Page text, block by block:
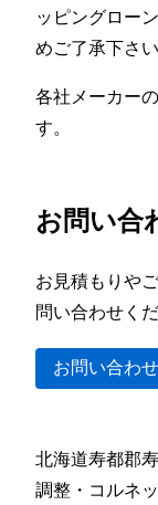
ッピングロー
めご了承下さい
各社メーカー
す。
お問い合
お見積もりや
問い合わせくだ
お問い合わせ
北海道寿都郡
調整・コルネ